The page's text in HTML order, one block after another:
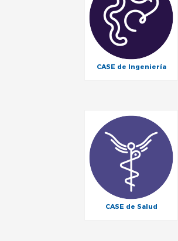
CASE de Ingeniería
CASE de Salud